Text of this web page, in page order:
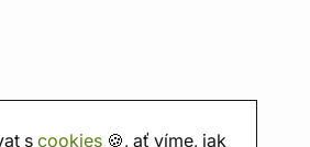
scookies 🍪, ať víme, jak